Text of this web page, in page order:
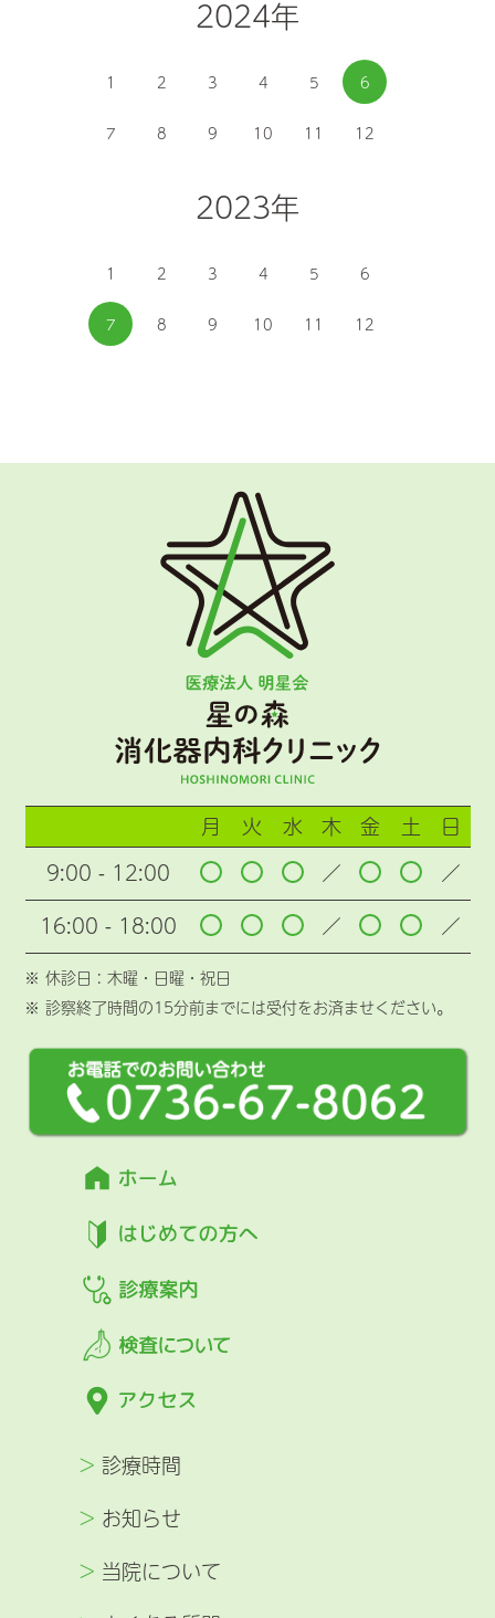
2024年
1 2 3 4 5 6
7 8 9 10 11 12
2023年
1 2 3 4 5 6
7 8 9 10 11 12
月 火 水 木 金 土
日
9:00 - 12:00
／
／
16:00 - 18:00
／ ／
※ 休診日 : 木曜・日曜・祝日
※ 診察終了時間の15分前までには受付をお済ませください。
> 診療時間
> お知らせ
> 当院について